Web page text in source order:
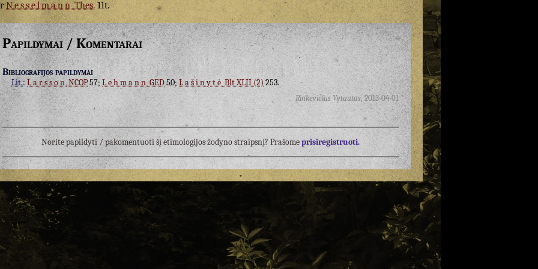
NesselmannThes.11t.
Papildymai / Komentarai
Bibliografijos papildymai
Lit.:LarssonNCOP57; LehmannGED50;Lašinytė Blt XLII (2)253.
Rinkevičius Vytautas,2013-04-01
Norite papildyti / pakomentuoti šį etimologijos žodyno straipsnį? Prašomeprisiregistruoti.